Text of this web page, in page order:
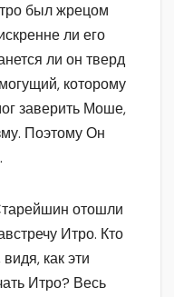
был жрецом
ли его
ли он тверд
которому
заверить Моше,
Поэтому Он
отошли
Итро. Кто
как эти
Итро? Весь